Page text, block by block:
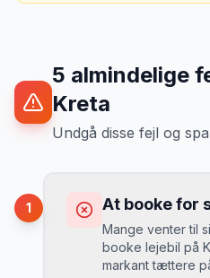
5 almindelige
Kreta
Undgå disse fejl og
1 At booke for
Mange venter til
booke lejebil på
markant tættere